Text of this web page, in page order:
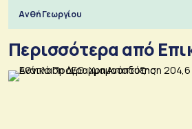
Ανθή Γεωργίου
Περισσότερα από